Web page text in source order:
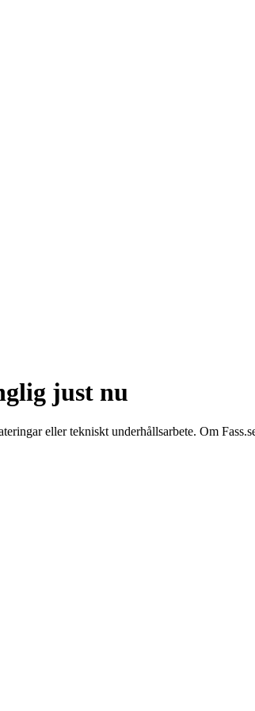
just nu
eller tekniskt underhållsarbete. Om